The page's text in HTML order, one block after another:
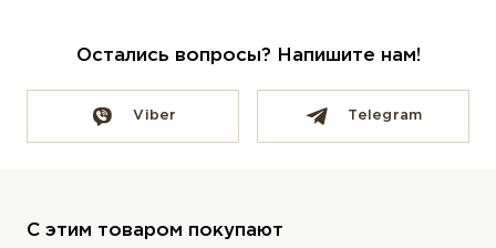
Остались вопросы? Напишите нам!
Viber Telegram
С этим товаром покупают